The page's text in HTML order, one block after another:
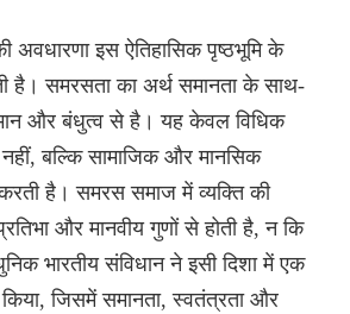
इस ऐतिहासिक पृष्ठभूमि के
है। समरसता का अर्थ समानता के साथ-
और बंधुत्व से है। यह केवल विधिक
बल्कि सामाजिक और मानसिक
करती है। समरस समाज में व्यक्ति की
और मानवीय गुणों से होती है, न कि
भारतीय संविधान ने इसी दिशा में एक
जिसमें समानता, स्वतंत्रता और